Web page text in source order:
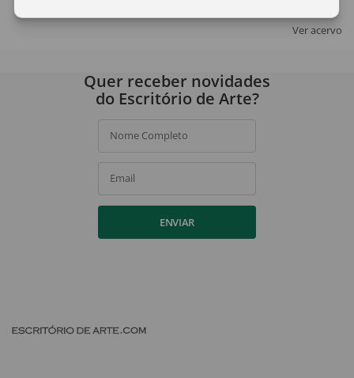
Ver acervo
Quer receber novidades
do Escritório de Arte?
Nome Completo
Email
ENVIAR